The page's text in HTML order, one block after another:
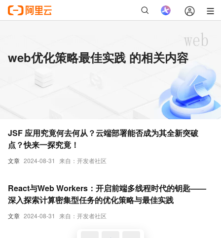
web优化策略最佳实践 的相关内容
文章 2024-08-31 来自：开发者社区
JSF 应用究竟何去何从？云端部署能否成为其全新突破
点？快来一探究竟！
文章 2024-08-31 来自：开发者社区
React与Web Workers：开启前端多线程时代的钥匙——
深入探索计算密集型任务的优化策略与最佳实践